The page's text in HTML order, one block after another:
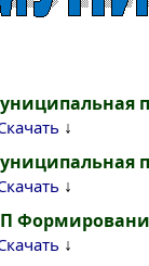
↓
↓
↓